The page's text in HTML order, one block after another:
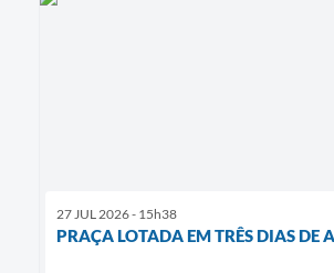
27 JUL 2026 - 15h38
PRAÇA LOTADA EM TRÊS DIAS DE